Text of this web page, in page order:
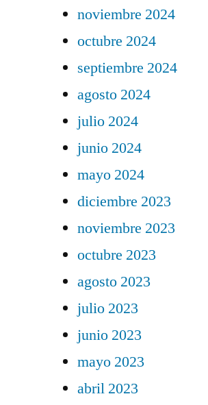
noviembre 2024
octubre 2024
septiembre 2024
agosto 2024
julio 2024
junio 2024
mayo 2024
diciembre 2023
noviembre 2023
octubre 2023
agosto 2023
julio 2023
junio 2023
mayo 2023
abril 2023